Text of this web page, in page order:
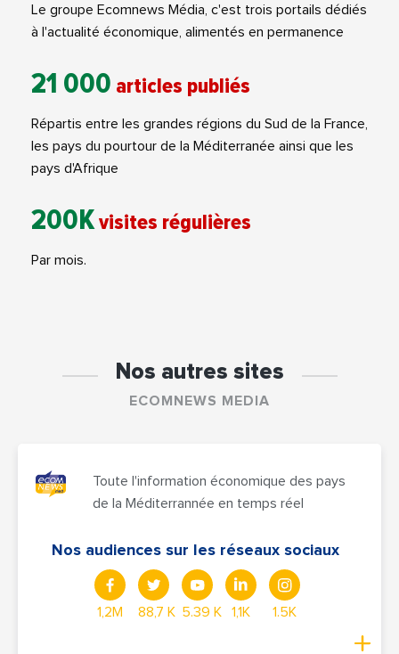
Le groupe Ecomnews Média, c'est trois portails dédiés
à l'actualité économique, alimentés en permanence
21 000 articles publiés
Répartis entre les grandes régions du Sud de la France,
les pays du pourtour de la Méditerranée ainsi que les
pays d'Afrique
200Kvisites régulières
Par mois.
Nos autres sites
ECOMNEWS MEDIA
Toute l'information économique des pays
de la Méditerrannée en temps réel
Nos audiences sur les réseaux sociaux
1,2M 88,7 K 5.39 K 1,1K 1.5K